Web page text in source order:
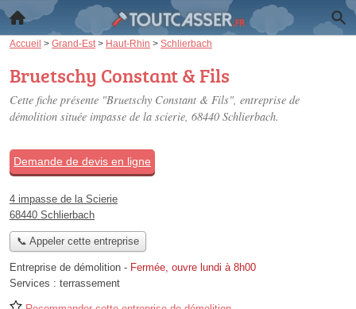
Accueil > Grand-Est > Haut-Rhin > Schlierbach
Bruetschy Constant & Fils
Cette fiche présente "Bruetschy Constant & Fils", entreprise de
démolition située impasse de la scierie, 68440 Schlierbach.
Demande de devis en ligne
4 impasse de la Scierie
68440 Schlierbach
📞 Appeler cette entreprise
Entreprise de démolition - Fermée, ouvre lundi à 8h00
Services : terrassement